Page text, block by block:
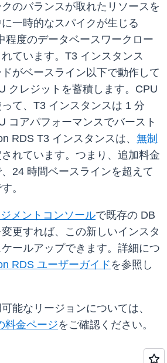
のバランスが取れたリソースを
一時的なスパイクが生じる
程度のデータベースワークロー
れています。T3 インスタンス
がベースライン以下で動作して
クレジットを蓄積します。CPU
て、T3 インスタンスは 1 分
コアパフォーマンスでバースト
RDS T3 インスタンスは、 無制
れています。つまり、追加料金
24 時間ベースラインを超えて
。
メントコンソールで既存の DB
更すれば、この新しいインスタ
ールアップできます。詳細につ
RDS ユーザーガイド を参照し
能なリージョンについては、
料金ページをご確認ください。